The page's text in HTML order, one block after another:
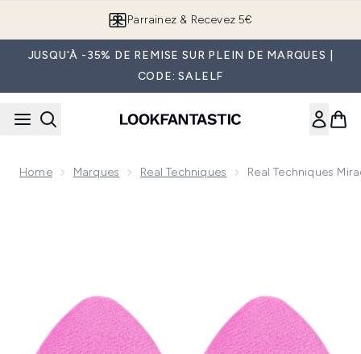
Parrainez & Recevez 5€
JUSQU'À -35% DE REMISE SUR PLEIN DE MARQUES |
CODE: SALELF
Home Marques Real Techniques Real Techniques